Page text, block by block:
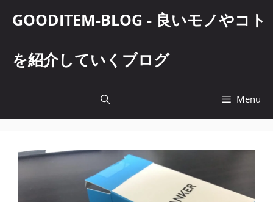
GOODITEM-BLOG - 良いモノやコト
を紹介していくブログ
Menu